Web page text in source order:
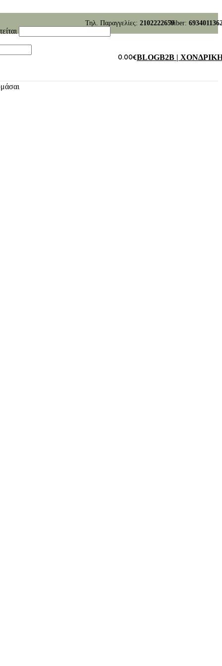
Τηλ. Παραγγελίες: 2102222659Viber:
0.00€BLOGB2B |